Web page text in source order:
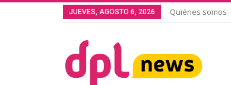
JUEVES, AGOSTO 6, 2026 Quiénes somos